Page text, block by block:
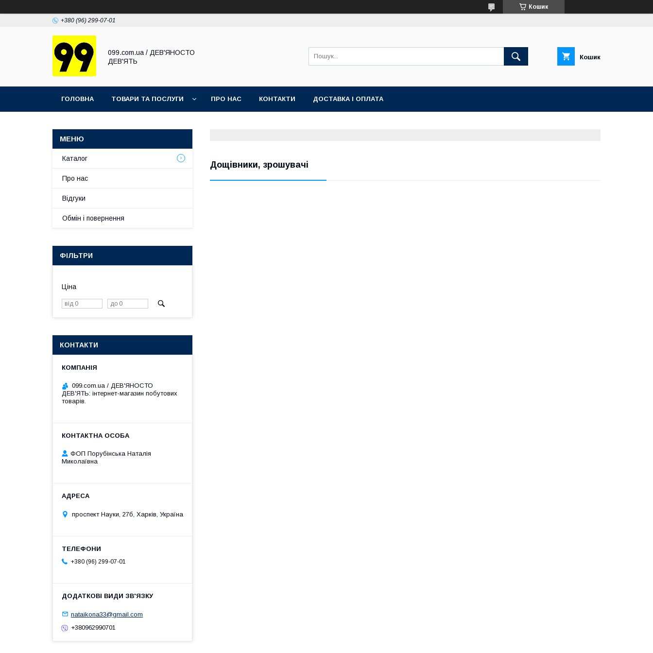
Кошик
+380 (96) 299-07-01
099.com.ua / ДЕВ'ЯНОСТО
ДЕВ'ЯТЬ
Кошик
ГОЛОВНА ТОВАРИ ТА ПОСЛУГИ ПРО НАС КОНТАКТИ ДОСТАВКА І ОПЛАТА
Дощівники, зрошувачі
Каталог
Про нас
Відгуки
Обмін і повернення
ФІЛЬТРИ
Ціна
КОНТАКТИ
099.com.ua / ДЕВ'ЯНОСТО
ДЕВ'ЯТЬ: інтернет-магазин побутових
товарів.
ФОП Порубінська Наталія
Миколаївна
проспект Науки, 27б, Харків, Україна
+380 (96) 299-07-01
nataikona33@gmail.com
+380962990701